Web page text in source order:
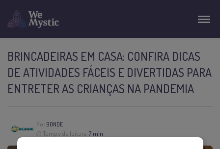
BRINCADEIRAS EM CASA: CONFIRA DICAS
DE ATIVIDADES FÁCEIS E DIVERTIDAS PARA
ENTRETER AS CRIANÇAS NA PANDEMIA
Por BONDE
Tempo de leitura: 7 min